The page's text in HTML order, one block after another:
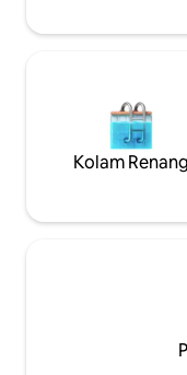
Kolam Renang